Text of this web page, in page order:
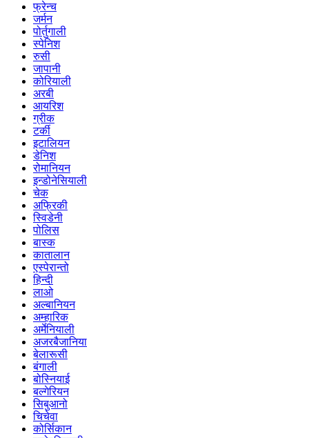
फ्रेन्च
जर्मन
पोर्तुगाली
स्पेनिश
रुसी
जापानी
कोरियाली
अरबी
आयरिश
ग्रीक
टर्की
इटालियन
डेनिश
रोमानियन
इन्डोनेसियाली
चेक
अफ्रिकी
स्विडेनी
पोलिस
बास्क
कातालान
एस्पेरान्तो
हिन्दी
लाओ
अल्बानियन
अम्हारिक
अर्मेनियाली
अजरबैजानिया
बेलारूसी
बंगाली
बोस्नियाई
बल्गेरियन
सिबुआनो
चिचेवा
कोर्सिकान